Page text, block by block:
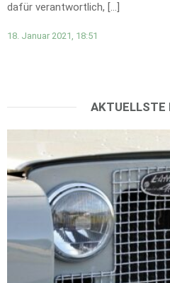
dafür verantwortlich, […]
18. Januar 2021, 18:51
AKTUELLSTE